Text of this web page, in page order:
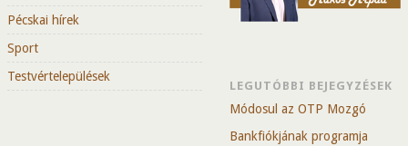
Pécskai hírek
Sport
Testvértelepülések
LEGUTÓBBI BEJEGYZÉSEK
Módosul az OTP Mozgó
Bankfiókjának programja